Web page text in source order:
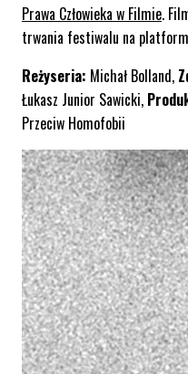
Prawa Człowieka w Filmie.
trwania festiwalu na
Reżyseria: Michał Bolland,
Łukasz Junior Sawicki,
Przeciw Homofobii